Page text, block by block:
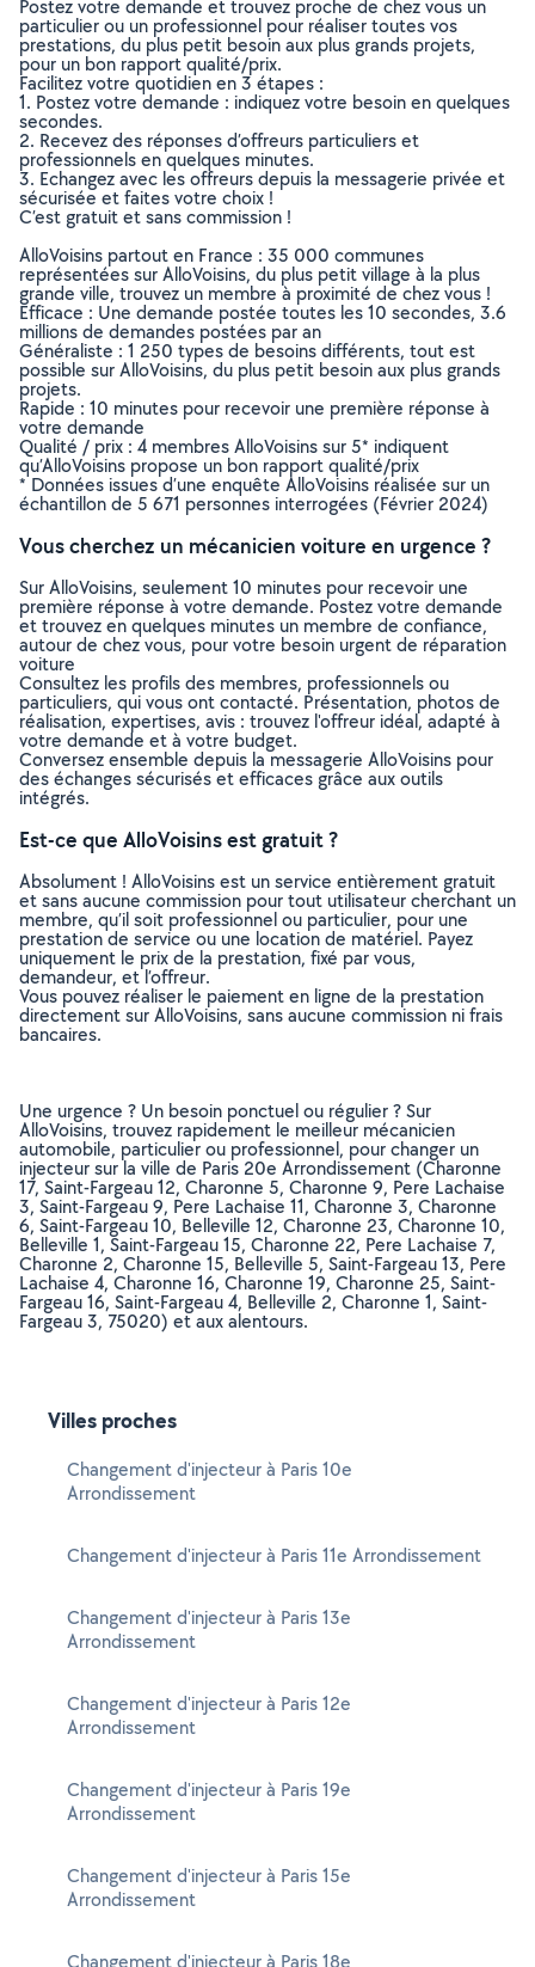
Postez votre demande et trouvez proche de chez vous un
particulier ou un professionnel pour réaliser toutes vos
prestations, du plus petit besoin aux plus grands projets,
pour un bon rapport qualité/prix.
Facilitez votre quotidien en 3 étapes :
1. Postez votre demande : indiquez votre besoin en quelques
secondes.
2. Recevez des réponses d’offreurs particuliers et
professionnels en quelques minutes.
3. Echangez avec les offreurs depuis la messagerie privée et
sécurisée et faites votre choix !
C’est gratuit et sans commission !
AlloVoisins partout en France : 35 000 communes
représentées sur AlloVoisins, du plus petit village à la plus
grande ville, trouvez un membre à proximité de chez vous !
Efficace : Une demande postée toutes les 10 secondes, 3.6
millions de demandes postées par an
Généraliste : 1 250 types de besoins différents, tout est
possible sur AlloVoisins, du plus petit besoin aux plus grands
projets.
Rapide : 10 minutes pour recevoir une première réponse à
votre demande
Qualité / prix : 4 membres AlloVoisins sur 5* indiquent
qu’AlloVoisins propose un bon rapport qualité/prix
* Données issues d’une enquête AlloVoisins réalisée sur un
échantillon de 5 671 personnes interrogées (Février 2024)
Vous cherchez un mécanicien voiture en urgence ?
Sur AlloVoisins, seulement 10 minutes pour recevoir une
première réponse à votre demande. Postez votre demande
et trouvez en quelques minutes un membre de confiance,
autour de chez vous, pour votre besoin urgent de réparation
voiture
Consultez les profils des membres, professionnels ou
particuliers, qui vous ont contacté. Présentation, photos de
réalisation, expertises, avis : trouvez l'offreur idéal, adapté à
votre demande et à votre budget.
Conversez ensemble depuis la messagerie AlloVoisins pour
des échanges sécurisés et efficaces grâce aux outils
intégrés.
Est-ce que AlloVoisins est gratuit ?
Absolument ! AlloVoisins est un service entièrement gratuit
et sans aucune commission pour tout utilisateur cherchant un
membre, qu’il soit professionnel ou particulier, pour une
prestation de service ou une location de matériel. Payez
uniquement le prix de la prestation, fixé par vous,
demandeur, et l’offreur.
Vous pouvez réaliser le paiement en ligne de la prestation
directement sur AlloVoisins, sans aucune commission ni frais
bancaires.
Une urgence ? Un besoin ponctuel ou régulier ? Sur
AlloVoisins, trouvez rapidement le meilleur mécanicien
automobile, particulier ou professionnel, pour changer un
injecteur sur la ville de Paris 20e Arrondissement (Charonne
17, Saint-Fargeau 12, Charonne 5, Charonne 9, Pere Lachaise
3, Saint-Fargeau 9, Pere Lachaise 11, Charonne 3, Charonne
6, Saint-Fargeau 10, Belleville 12, Charonne 23, Charonne 10,
Belleville 1, Saint-Fargeau 15, Charonne 22, Pere Lachaise 7,
Charonne 2, Charonne 15, Belleville 5, Saint-Fargeau 13, Pere
Lachaise 4, Charonne 16, Charonne 19, Charonne 25, Saint-
Fargeau 16, Saint-Fargeau 4, Belleville 2, Charonne 1, Saint-
Fargeau 3, 75020) et aux alentours.
Villes proches
Changement d'injecteur à Paris 10e
Arrondissement
Changement d'injecteur à Paris 11e Arrondissement
Changement d'injecteur à Paris 13e
Arrondissement
Changement d'injecteur à Paris 12e
Arrondissement
Changement d'injecteur à Paris 19e
Arrondissement
Changement d'injecteur à Paris 15e
Arrondissement
Changement d'injecteur à Paris 18e